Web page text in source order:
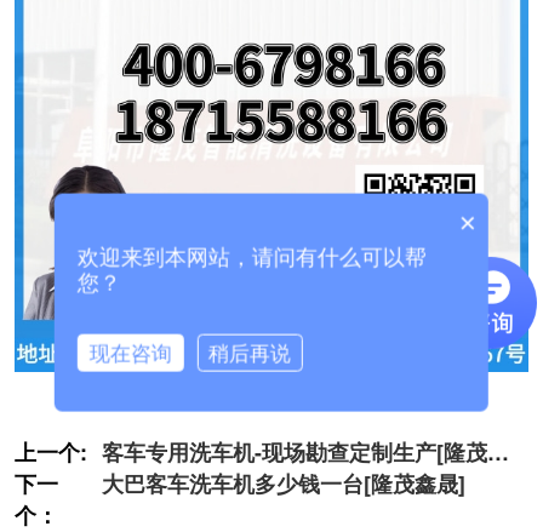
上一个: 客车专用洗车机-现场勘查定制生产[隆茂鑫
晟]
下一
个：
大巴客车洗车机多少钱一台[隆茂鑫晟]
×
欢迎来到本网站，请问有什么可以帮
您？
现在咨询 稍后再说